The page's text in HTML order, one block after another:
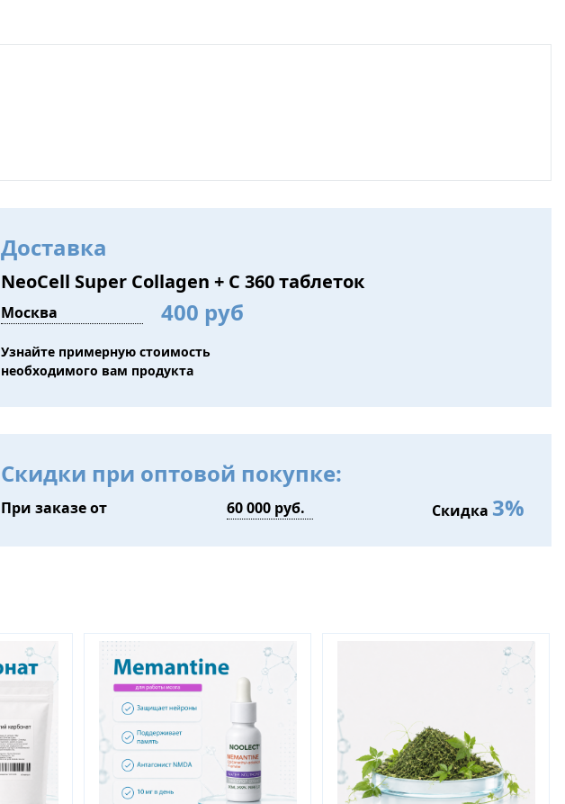
Доставка
NeoCell Super Collagen + C 360 таблеток
400 руб
Узнайте примерную стоимость
необходимого вам продукта
Скидки при оптовой покупке:
При заказе от Скидка 3%